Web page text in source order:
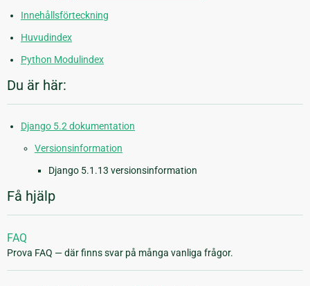
Innehållsförteckning
Huvudindex
Python Modulindex
Du är här:
Django 5.2 dokumentation
Versionsinformation
Django 5.1.13 versionsinformation
Få hjälp
FAQ
Prova FAQ — där finns svar på många vanliga frågor.